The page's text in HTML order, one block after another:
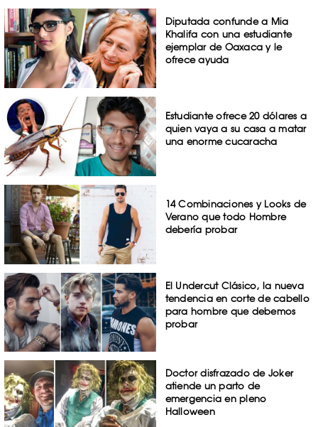
Diputada confunde a Mia
Khalifa con una estudiante
ejemplar de Oaxaca y le
ofrece ayuda
Estudiante ofrece 20 dólares a
quien vaya a su casa a matar
una enorme cucaracha
14 Combinaciones y Looks de
Verano que todo Hombre
debería probar
El Undercut Clásico, la nueva
tendencia en corte de cabello
para hombre que debemos
probar
Doctor disfrazado de Joker
atiende un parto de
emergencia en pleno
Halloween